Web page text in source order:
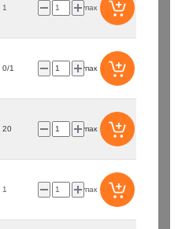
1 упак
0/1 упак
20 упак
1 упак